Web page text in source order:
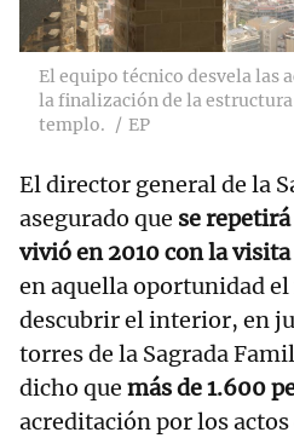
El equipo técnico desvela las
la finalización de la
templo.
EP
El director general de la
asegurado que se
vivió en 2010 con la
en aquella oportunidad
descubrir el interior, en
torres de la Sagrada
dicho que más de 1.600
acreditación por los